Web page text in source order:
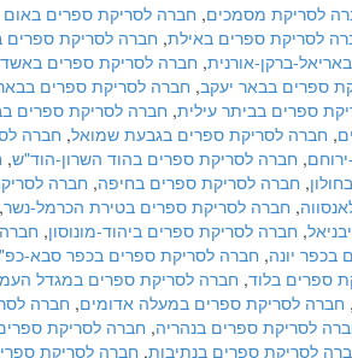
לסריקת מסמכים, חברה לסריקת ספרים
לסריקת ספרים באילת, חברה לסריקת ספרים
ברקן-אורנית, חברה לסריקת ספרים
ספרים בבאר יעקב, חברה לסריקת ספרים
ספרים בביתר עילית, חברה לסריקת ספרים
, חברה לסריקת ספרים בגבעת שמואל, חברה
, חברה לסריקת ספרים בהוד השרון-הוד"ש,
, חברה לסריקת ספרים בחיפה, חברה
, חברה לסריקת ספרים בטירת הכרמל-נשר,
, חברה לסריקת ספרים ביהוד-מונוסון,
בכפר יונה, חברה לסריקת ספרים בכפר סבא-
ספרים בלוד, חברה לסריקת ספרים במגדל
, חברה לסריקת ספרים במעלה אדומים, חברה
לסריקת ספרים בנהריה, חברה לסריקת
לסריקת ספרים בנתיבות, חברה לסריקת